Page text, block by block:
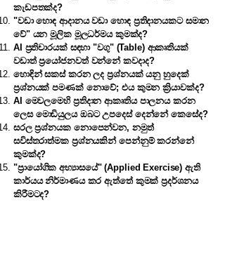
කැඩපතක්ද?
"වඩා හොඳ ආදානය වඩා හොඳ ප්‍රතිදානයකට සමාන
වේ" යන මූලික මූලධර්මය කුමක්ද?
AI ප්‍රතිචාරයක් සඳහා "වගු" (Table) ආකෘතියක්
වඩාත් ප්‍රයෝජනවත් වන්නේ කවදාද?
හොඳින් සකස් කරන ලද ප්‍රශ්නයක් යනු හුදෙක්
ප්‍රශ්නයක් පමණක් නොවේ; එය කුමන ක්‍රියාවක්ද?
AI මෙවලමෙහි ප්‍රතිදාන ආකෘතිය පාලනය කරන
ලෙස මොඩියුලය ඔබට උපදෙස් දෙන්නේ කෙසේද?
සරල ප්‍රශ්නයක නොපෙන්වන, නමුත්
සවිස්තරාත්මක ප්‍රශ්නයකින් පෙන්නුම් කරන්නේ
කුමක්ද?
"ප්‍රායෝගික අභ්‍යාසයේ" (Applied Exercise) ඇති
කාර්යය නිර්මාණය කර ඇත්තේ කුමක් ප්‍රදර්ශනය
කිරීමටද?